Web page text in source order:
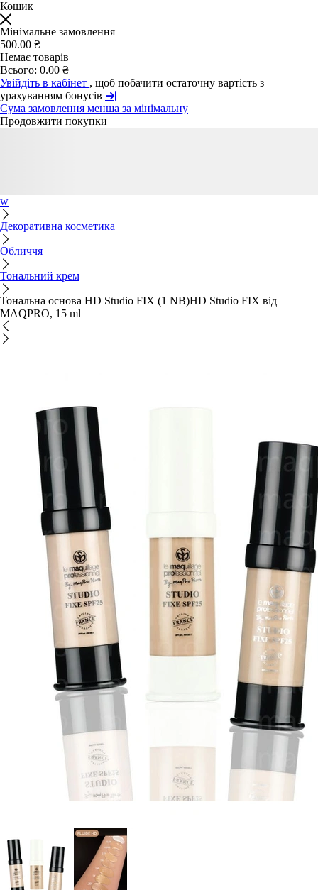
Кошик
Мінімальне замовлення
500.00 ₴
Немає товарів
Всього: 0.00 ₴
Увійдіть в кабінет , щоб побачити остаточну вартість з
урахуванням бонусів
Сума замовлення менша за мінімальну
Продовжити покупки
w
Декоративна косметика
Обличчя
Тональний крем
Тональна основа HD Studio FIX (1 NB)HD Studio FIX від
MAQPRO, 15 ml